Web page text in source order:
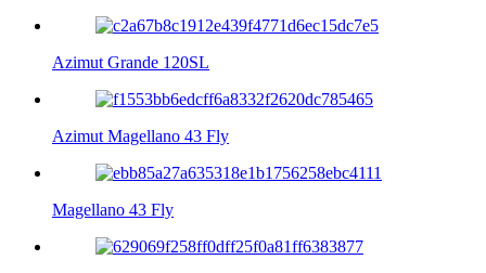
Azimut Grande 120SL
Azimut Magellano 43 Fly
Magellano 43 Fly